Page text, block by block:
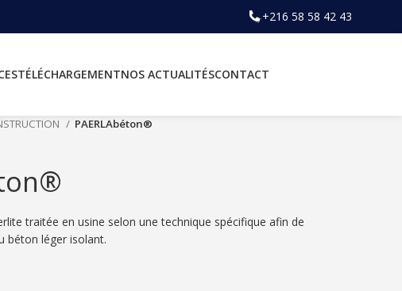
+216 58 58 42 43
TÉLÉCHARGEMENTNOS ACTUALITÉSCONTACT
PAERLAbéton®
traitée en usine selon une technique spécifique afin de
béton léger isolant.